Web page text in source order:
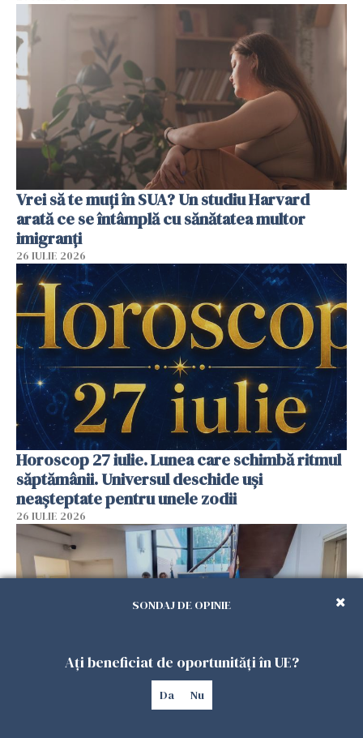
Vrei să te muți în SUA? Un studiu Harvard
arată ce se întâmplă cu sănătatea multor
imigranți
26 IULIE 2026
Horoscop 27 iulie. Lunea care schimbă ritmul
săptămânii. Universul deschide uși
neașteptate pentru unele zodii
26 IULIE 2026
SONDAJ DE OPINIE
Ați beneficiat de oportunități în UE?
Da Nu